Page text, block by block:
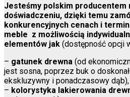
Jesteśmy polskim producentem
doświadczeniu, dzięki temu
konkurencyjnych cenach i
meble z możliwością
elementów jak (dostępność opcji
– gatunek drewna (od
jest sosna, poprzez buk o
ekskluzywny i ponadczasowy dąb),
– kolorystyka lakierowania